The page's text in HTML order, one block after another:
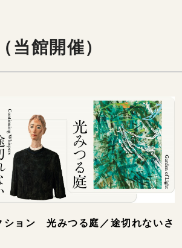
当館開催）
ション 光みつる庭／途切れないさ